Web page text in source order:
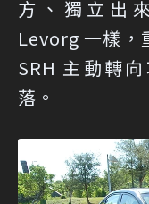
方、獨立出
Levorg 一樣，
SRH 主動轉
落。